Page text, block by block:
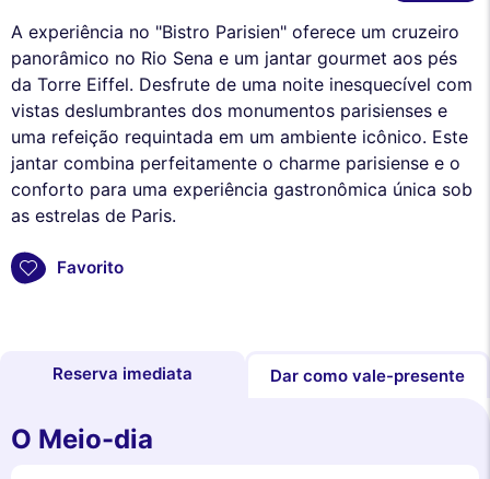
A experiência no "Bistro Parisien" oferece um cruzeiro
panorâmico no Rio Sena e um jantar gourmet aos pés
da Torre Eiffel. Desfrute de uma noite inesquecível com
vistas deslumbrantes dos monumentos parisienses e
uma refeição requintada em um ambiente icônico. Este
jantar combina perfeitamente o charme parisiense e o
conforto para uma experiência gastronômica única sob
as estrelas de Paris.
Favorito
Reserva imediata Dar como vale-presente
O Meio-dia